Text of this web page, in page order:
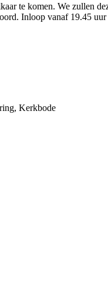
te komen. We zullen
Inloop vanaf 19.45
, Kerkbode